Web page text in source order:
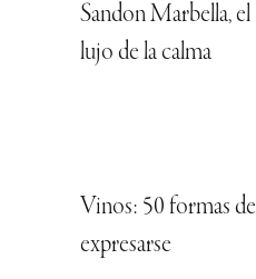
Sandon Marbella, el
lujo de la calma
Vinos: 50 formas de
expresarse